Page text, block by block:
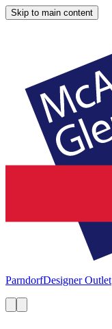
Skip to main content
ParndorfDesigner Outlet